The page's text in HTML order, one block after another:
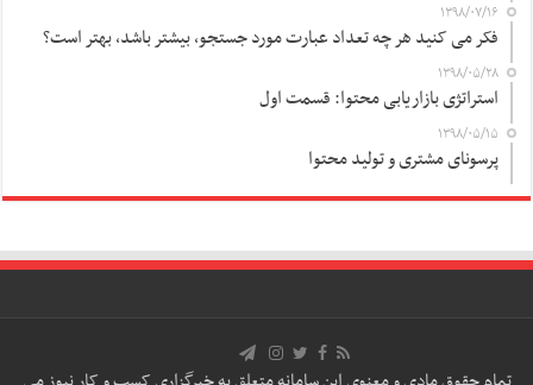
۱۳۹۸/۰۷/۱۶
فکر می کنید هر چه تعداد عبارت مورد جستجو، بیشتر باشد، بهتر است؟
۱۳۹۸/۰۵/۲۸
استراتژی بازاریابی محتوا: قسمت اول
۱۳۹۸/۰۵/۱۵
پرسونای مشتری و تولید محتوا